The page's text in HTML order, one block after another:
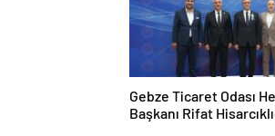
Gebze Ticaret Odası
Başkanı Rifat